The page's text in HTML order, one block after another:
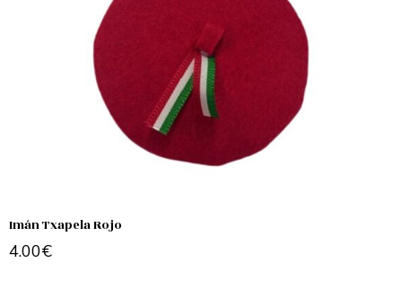
Imán Txapela Rojo
4.00€